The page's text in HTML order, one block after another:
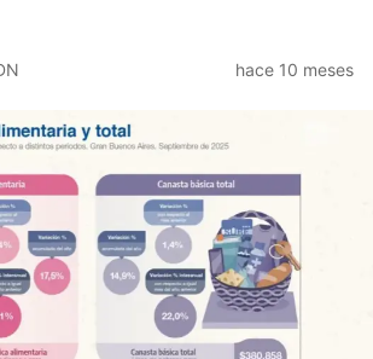
hace 10 meses